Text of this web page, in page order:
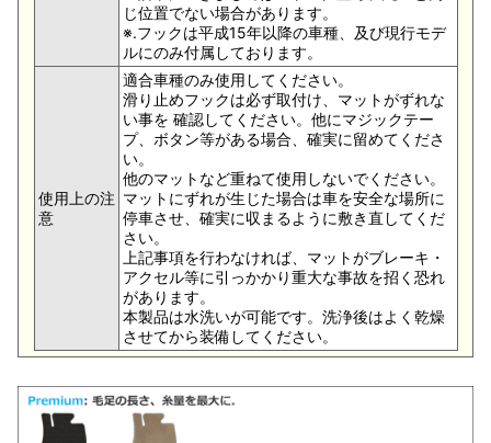
じ位置でない場合があります。
※.フックは平成15年以降の車種、及び現行モデ
ルにのみ付属しております。
使用上の注
意
適合車種のみ使用してください。
滑り止めフックは必ず取付け、マットがずれな
い事を 確認してください。他にマジックテー
プ、ボタン等がある場合、確実に留めてくださ
い。
他のマットなど重ねて使用しないでください。
マットにずれが生じた場合は車を安全な場所に
停車させ、確実に収まるように敷き直してくだ
さい。
上記事項を行わなければ、マットがブレーキ・
アクセル等に引っかかり重大な事故を招く恐れ
があります。
本製品は水洗いが可能です。洗浄後はよく乾燥
させてから装備してください。